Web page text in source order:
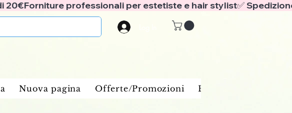
20€
Nuova pagina Offerte/Promozioni Benessere e spa